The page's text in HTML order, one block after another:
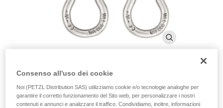
Grilli
Consenso all'uso dei cookie
Noi (PETZL Distribution SAS) utilizziamo cookie e/o tecnologie analoghe per
garantire il corretto funzionamento del Sito web, per personalizzare i nostri
contenuti e annunci e analizzare il traffico. Condividiamo, inoltre, informazioni